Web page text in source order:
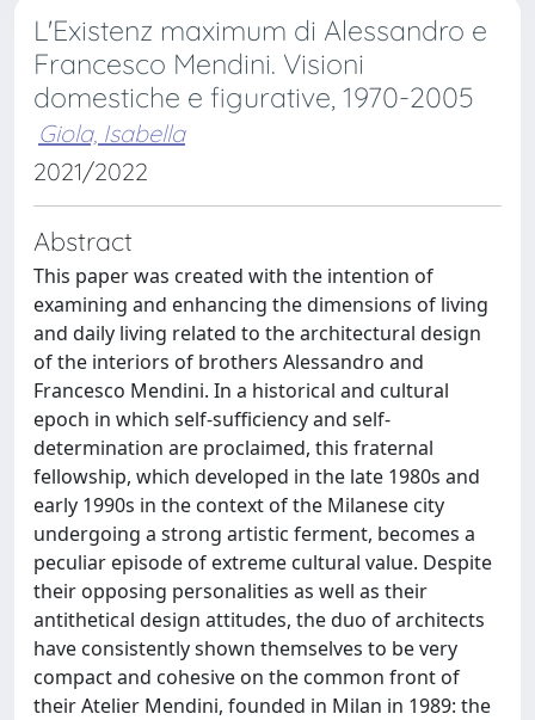
L'Existenz maximum di Alessandro e
Francesco Mendini. Visioni
domestiche e figurative, 1970-2005
Giola, Isabella
2021/2022
Abstract
This paper was created with the intention of
examining and enhancing the dimensions of living
and daily living related to the architectural design
of the interiors of brothers Alessandro and
Francesco Mendini. In a historical and cultural
epoch in which self-sufficiency and self-
determination are proclaimed, this fraternal
fellowship, which developed in the late 1980s and
early 1990s in the context of the Milanese city
undergoing a strong artistic ferment, becomes a
peculiar episode of extreme cultural value. Despite
their opposing personalities as well as their
antithetical design attitudes, the duo of architects
have consistently shown themselves to be very
compact and cohesive on the common front of
their Atelier Mendini, founded in Milan in 1989: the